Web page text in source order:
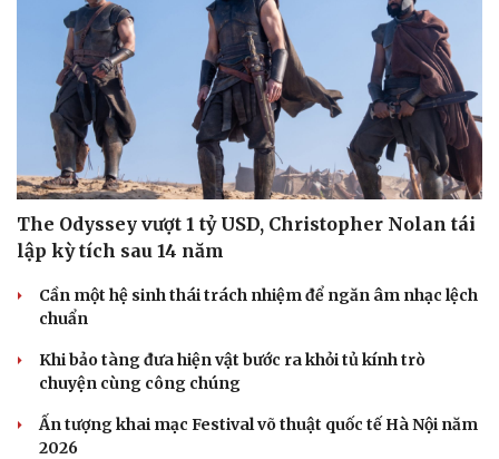
The Odyssey vượt 1 tỷ USD, Christopher Nolan tái
lập kỳ tích sau 14 năm
Cần một hệ sinh thái trách nhiệm để ngăn âm nhạc lệch
chuẩn
Khi bảo tàng đưa hiện vật bước ra khỏi tủ kính trò
chuyện cùng công chúng
Ấn tượng khai mạc Festival võ thuật quốc tế Hà Nội năm
2026